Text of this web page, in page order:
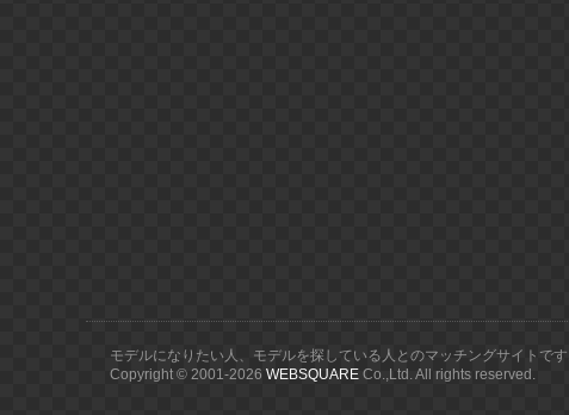
モデルになりたい人、モデルを探している人とのマッチングサイトで
Copyright © 2001-2026 WEBSQUARE Co.,Ltd. All rights reserved.